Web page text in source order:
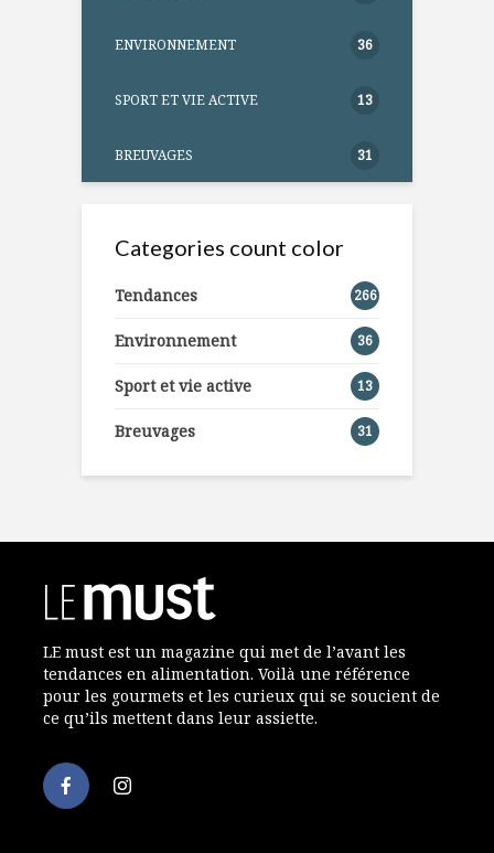
ENVIRONNEMENT 36
SPORT ET VIE ACTIVE 13
BREUVAGES 31
Categories count color
Tendances 266
Environnement 36
Sport et vie active 13
Breuvages 31
LE must est un magazine qui met de l’avant les
tendances en alimentation. Voilà une référence
pour les gourmets et les curieux qui se soucient de
ce qu’ils mettent dans leur assiette.